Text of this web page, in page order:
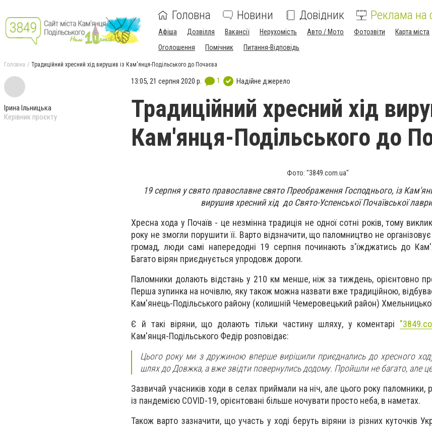
Головна Новини Довідник Реклама на
Афіша Дозвілля Вакансії Нерухомість Авто / Мото Фотозвіти Карта міста
Оголошення
Помічник Питання-Відповідь
Головна Традиційний хресний хід вирушив із Кам'янця-Подільського до Почаєва
Ірина Ільницька
Керівник проєкту
13:05, 21 серпня 2020 р. 1 Надійне джерело
Традиційний хресний хід
Кам'янця-Подільського до
Фото: "3849.com.ua"
19 серпня у свято православне свято Преображення Господнього, із
вирушив хресний хід до Свято-Успенської Почаївської
Хресна хода у Почаїв - це незмінна традиція не одної сотні років, тому
року не змогли порушити її. Варто відзначити, що паломництво не організовує
громад, люди самі напередодні 19 серпня починають з'їжджатись до
Багато вірян приєднується упродовж дороги.
Паломники долають відстань у 210 км менше, ніж за тиждень, орієнтовно
Перша зупинка на ночівлю, яку також можна назвати вже традиційною,
Кам'янець-Подільського району (колишній Чемеровецький район)
Є й такі віряни, що долають тільки частину шляху, у коментарі
Кам'янця-Подільського Федір розповідає:
Цього року ми з дружиною вперше вирішили приєднались до хресного
шлях до Довжка, а вже звідти повернулись додому. Пройшли не багато, але
Зазвичай учасників ходи в селах приймали на ніч, але цього року паломники,
із пандемією COVID-19, орієнтовані більше ночувати просто неба, в наметах.
Також варто зазначити, що участь у ході беруть віряни із різних куточків